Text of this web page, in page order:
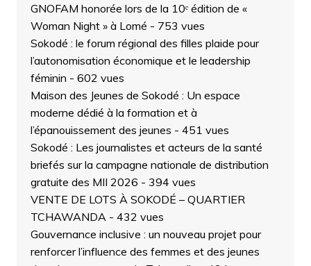
GNOFAM honorée lors de la 10ᵉ édition de «
Woman Night » à Lomé - 753 vues
Sokodé : le forum régional des filles plaide pour
l’autonomisation économique et le leadership
féminin - 602 vues
Maison des Jeunes de Sokodé : Un espace
moderne dédié à la formation et à
l’épanouissement des jeunes - 451 vues
Sokodé : Les journalistes et acteurs de la santé
briefés sur la campagne nationale de distribution
gratuite des MII 2026 - 394 vues
VENTE DE LOTS À SOKODÉ – QUARTIER
TCHAWANDA - 432 vues
Gouvernance inclusive : un nouveau projet pour
renforcer l’influence des femmes et des jeunes